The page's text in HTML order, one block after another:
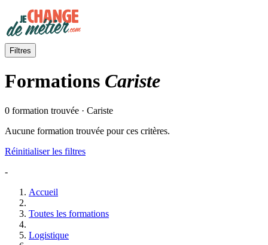
Filtres
Formations Cariste
0 formation trouvée · Cariste
Aucune formation trouvée pour ces critères.
Réinitialiser les filtres
-
Accueil
Toutes les formations
Logistique